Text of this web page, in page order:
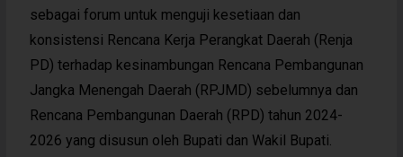
sebagai forum untuk menguji kesetiaan dan
konsistensi Rencana Kerja Perangkat Daerah (Renja
PD) terhadap kesinambungan Rencana Pembangunan
Jangka Menengah Daerah (RPJMD) sebelumnya dan
Rencana Pembangunan Daerah (RPD) tahun 2024-
2026 yang disusun oleh Bupati dan Wakil Bupati.